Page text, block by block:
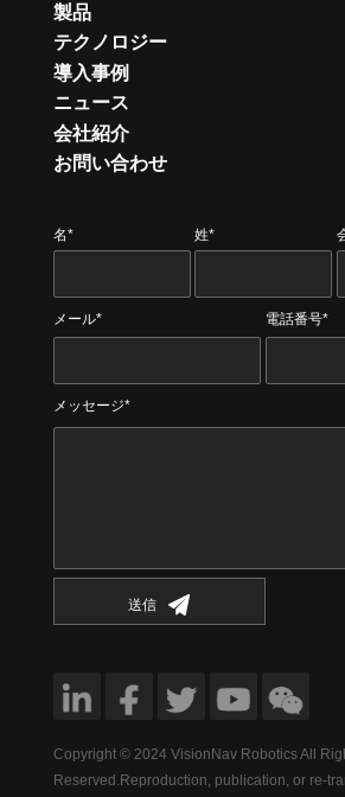
製品
テクノロジー
導入事例
ニュース
会社紹介
お問い合わせ
名* 姓*
メール* 電話番号*
メッセージ*
送信
Copyright © 2024 VisionNav Robotics All
Reserved.Reproduction, publication, or re-